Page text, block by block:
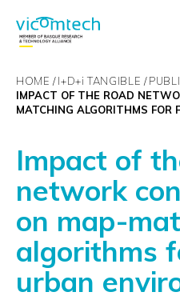
HOME I+D+i TANGIBLE
IMPACT OF THE ROAD
MATCHING ALGORITHMS FOR
Impact of
network
on map-
algorithms
urban